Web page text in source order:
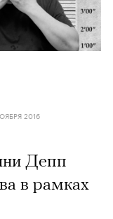
2016
Депп
в рамках